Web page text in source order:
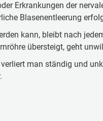
Erkrankungen der
Blasenentleerung
kann, bleibt nach
übersteigt, geht
man ständig und